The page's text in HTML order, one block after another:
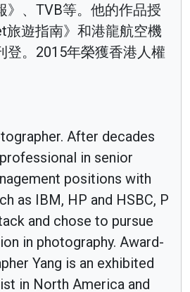
》、TVB等。他的作品授
旅遊指南》和港龍航空機
登。2015年榮獲香港人權
After decades
in senior
positions with
as IBM, HP and HSBC, P
and chose to pursue
in photography. Award-
Yang is an exhibited
in North America and